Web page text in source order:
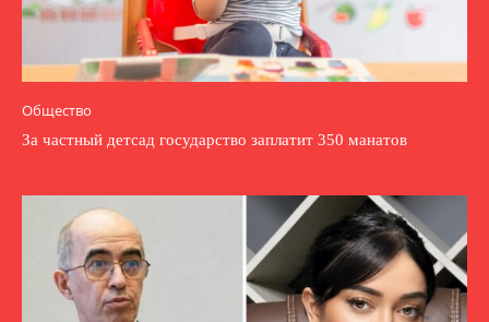
Общество
За частный детсад государство заплатит 350 манатов